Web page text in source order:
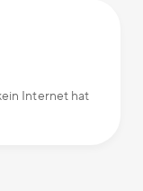
Internet hat